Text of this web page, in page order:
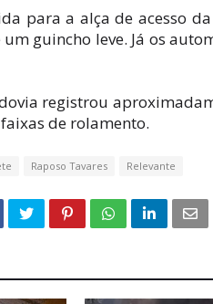
para a alça de acesso
guincho leve. Já os
registrou
de rolamento.
Raposo Tavares Relevante